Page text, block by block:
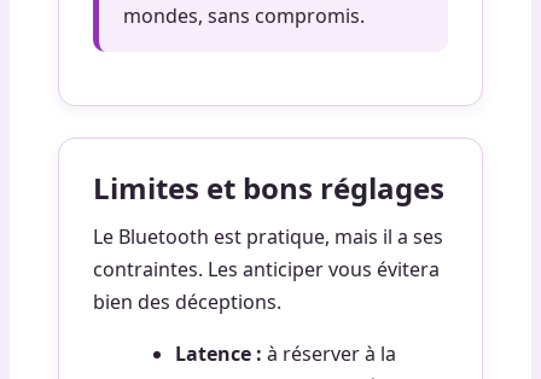
mondes, sans compromis.
Limites et bons réglages
Le Bluetooth est pratique, mais il a ses
contraintes. Les anticiper vous évitera
bien des déceptions.
Latence : à réserver à la